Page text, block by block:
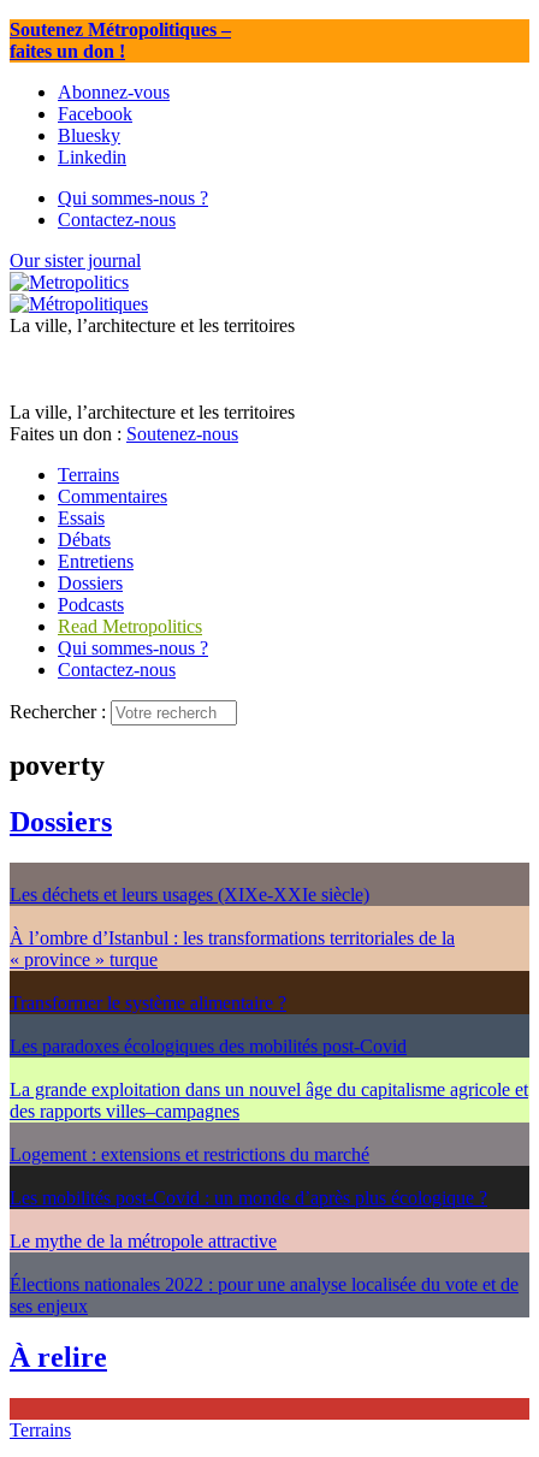
Soutenez Métropolitiques–
faites un don !
Abonnez-vous
Facebook
Bluesky
Linkedin
Qui sommes-nous ?
Contactez-nous
Our sister journal
La ville, l’architecture et les territoires
La ville, l’architecture et les territoires
Faites un don : Soutenez-nous
Terrains
Commentaires
Essais
Débats
Entretiens
Dossiers
Podcasts
Read Metropolitics
Qui sommes-nous ?
Contactez-nous
Rechercher :
poverty
Dossiers
Les déchets et leurs usages (XIXe-XXIe siècle)
À l’ombre d’Istanbul : les transformations territoriales de la
« province » turque
Transformer le système alimentaire ?
Les paradoxes écologiques des mobilités post-Covid
La grande exploitation dans un nouvel âge du capitalisme agricole et
des rapports villes–campagnes
Logement : extensions et restrictions du marché
Les mobilités post-Covid : un monde d’après plus écologique ?
Le mythe de la métropole attractive
Élections nationales 2022 : pour une analyse localisée du vote et de
ses enjeux
À relire
Terrains